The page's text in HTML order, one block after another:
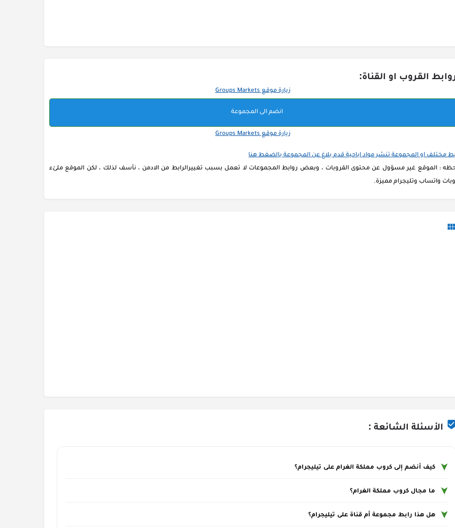
القروب او القناة:
انضم الى المجموعة
مختلف او المجموعة تنشر مواد اباحية قدم بلاغ عن المجموعة بالضغط هنا
: الموقع غير مسؤول عن محتوى القروبات ، وبعض روابط المجموعات لا تعمل بسبب تغييرالرابط من الادمن ، نأسف لذلك ، لكن الموقع ملئء
واتساب وتليجرام مميزة.
الأسئلة الشائعة :
كيف أنضم إلى كروب مملكة الغرام على تيليجرام؟
ما مجال كروب مملكة الغرام؟
هل هذا رابط مجموعة أم قناة على تيليجرام؟